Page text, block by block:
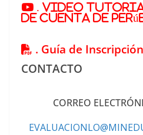
. Video
de cuenta de
. Guía de Inscripción
CONTACTO
CORREO